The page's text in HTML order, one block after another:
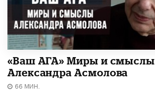
«Ваш АГА» Миры и смыслы
Александра Асмолова
66 МИН.